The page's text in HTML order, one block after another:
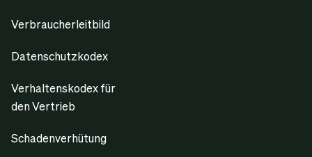
Verbraucherleitbild
Datenschutzkodex
Verhaltenskodex für
den Vertrieb
Schadenverhütung